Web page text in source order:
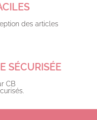
des articles
SÉCURISÉE
CB